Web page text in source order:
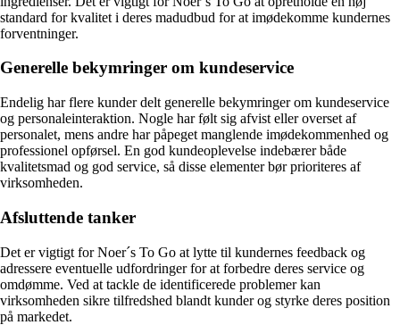
standard for kvalitet i deres madudbud for at imødekomme kundernes
forventninger.
Generelle bekymringer om kundeservice
Endelig har flere kunder delt generelle bekymringer om kundeservice
og personaleinteraktion. Nogle har følt sig afvist eller overset af
personalet, mens andre har påpeget manglende imødekommenhed og
professionel opførsel. En god kundeoplevelse indebærer både
kvalitetsmad og god service, så disse elementer bør prioriteres af
virksomheden.
Afsluttende tanker
Det er vigtigt for Noer´s To Go at lytte til kundernes feedback og
adressere eventuelle udfordringer for at forbedre deres service og
omdømme. Ved at tackle de identificerede problemer kan
virksomheden sikre tilfredshed blandt kunder og styrke deres position
på markedet.